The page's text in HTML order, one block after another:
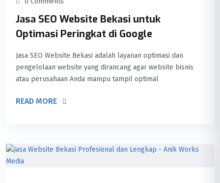
Jasa SEO Website Bekasi untuk
Optimasi Peringkat di Google
Jasa SEO Website Bekasi adalah layanan optimasi dan
pengelolaan website yang dirancang agar website bisnis
atau perusahaan Anda mampu tampil optimal
READ MORE